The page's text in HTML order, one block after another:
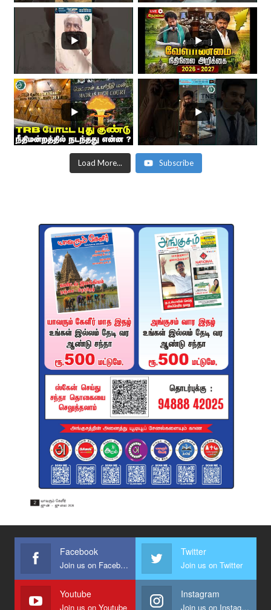
Load More... Subscribe
Facebook
Join us on Facebook
Twitter
Join us on Twitter
Youtube
Join us on Youtube
Instagram
Join us on Instagram